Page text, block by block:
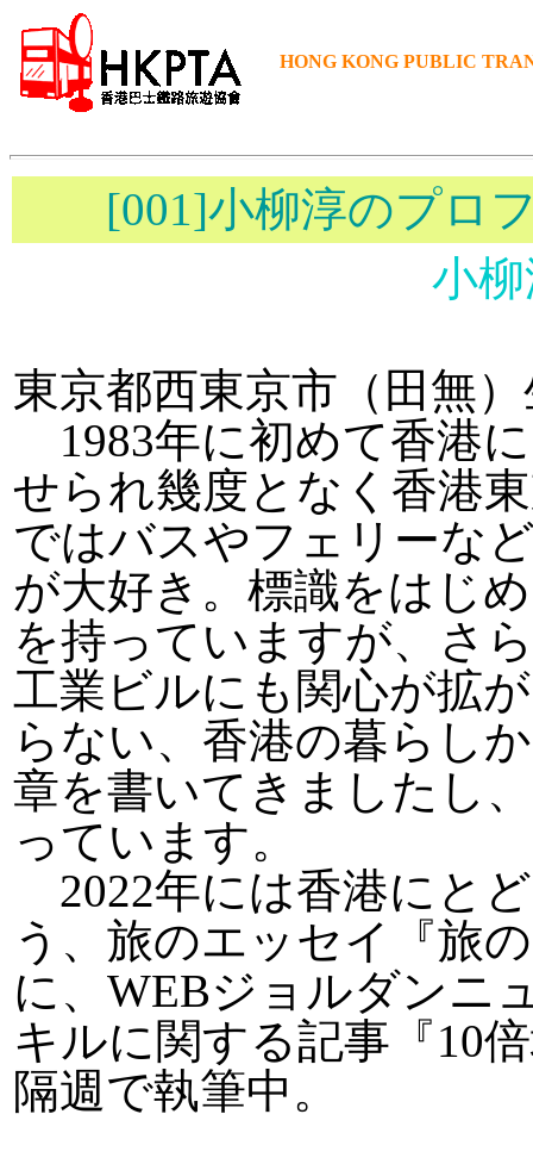
HONG KONG PUBLIC
[001]小柳淳のプロ
小
東京都西東京市（田無
1983年に初めて香港
せられ幾度となく香港
ではバスやフェリーな
が大好き。標識をはじ
を持っていますが、さ
工業ビルにも関心が拡
らない、香港の暮らし
章を書いてきましたし
っています。
2022年には香港にと
う、旅のエッセイ『旅
に、WEBジョルダンニ
キルに関する記事『10
隔週で執筆中。